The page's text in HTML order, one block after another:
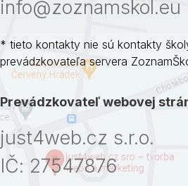
info@zoznamskol.eu
* tieto kontakty nie sú kontakty
prevádzkovateľa servera
Prevádzkovateľ webovej
just4web.cz s.r.o.
IČ: 27547876